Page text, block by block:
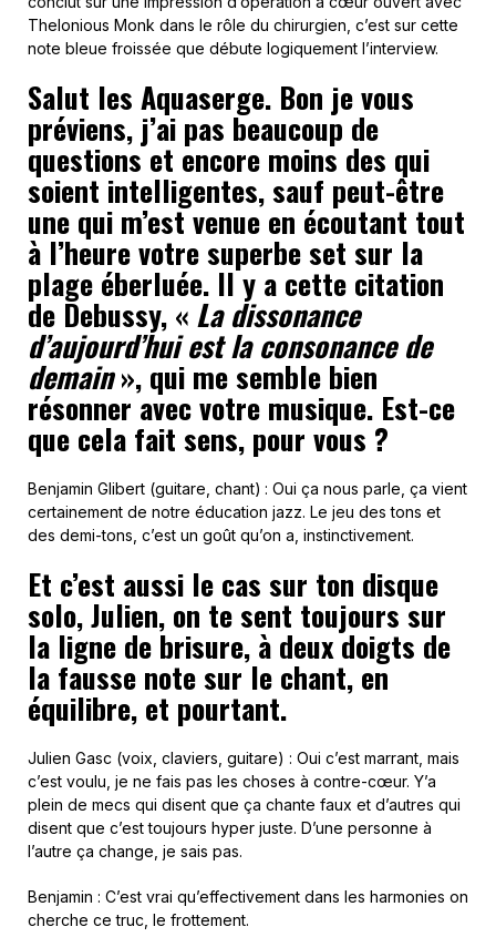
Thelonious Monk dans le rôle du chirurgien, c’est sur cette
note bleue froissée que débute logiquement l’interview.
Salut les Aquaserge. Bon je vous
préviens, j’ai pas beaucoup de
questions et encore moins des qui
soient intelligentes, sauf peut-être
une qui m’est venue en écoutant tout
à l’heure votre superbe set sur la
plage éberluée. Il y a cette citation
de Debussy, « La dissonance
d’aujourd’hui est la consonance de
demain», qui me semble bien
résonner avec votre musique. Est-ce
que cela fait sens, pour vous ?
Benjamin Glibert (guitare, chant) : Oui ça nous parle, ça vient
certainement de notre éducation jazz. Le jeu des tons et
des demi-tons, c’est un goût qu’on a, instinctivement.
Et c’est aussi le cas sur ton disque
solo, Julien, on te sent toujours sur
la ligne de brisure, à deux doigts de
la fausse note sur le chant, en
équilibre, et pourtant.
Julien Gasc (voix, claviers, guitare) : Oui c’est marrant, mais
c’est voulu, je ne fais pas les choses à contre-cœur. Y’a
plein de mecs qui disent que ça chante faux et d’autres qui
disent que c’est toujours hyper juste. D’une personne à
l’autre ça change, je sais pas.
Benjamin : C’est vrai qu’effectivement dans les harmonies on
cherche ce truc, le frottement.